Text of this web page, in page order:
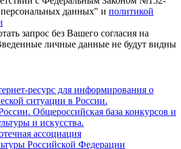
данных" и политикой
запрос без Вашего согласия на
личные данные не будут видны